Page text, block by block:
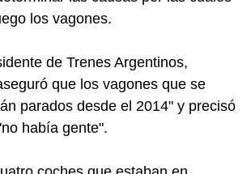
los vagones.
de Trenes Argentinos,
que los vagones que se
parados desde el 2014" y precisó
había gente".